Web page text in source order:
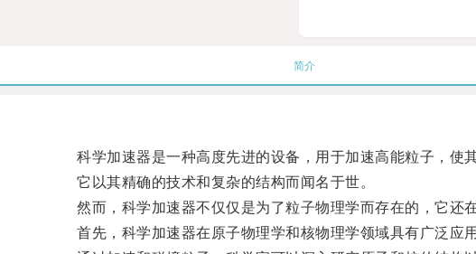
简介
科学加速器是一种高度先进的设备，用于加速高能粒子，使
它以其精确的技术和复杂的结构而闻名于世。
然而，科学加速器不仅仅是为了粒子物理学而存在的，它还在
首先，科学加速器在原子物理学和核物理学领域具有广泛应用